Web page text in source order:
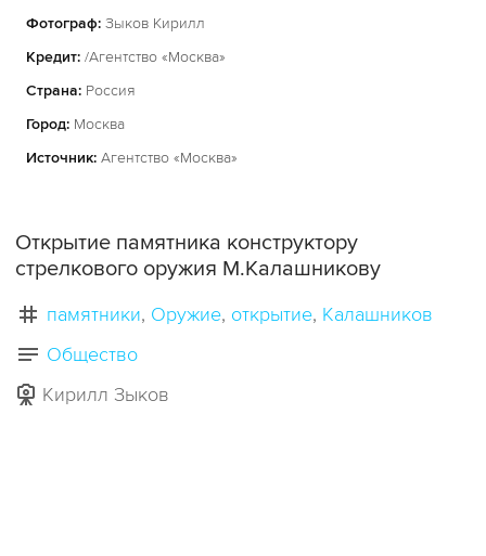
Фотограф: Зыков Кирилл
Кредит: /Агентство «Москва»
Страна: Россия
Город: Москва
Источник: Агентство «Москва»
Открытие памятника конструктору
стрелкового оружия М.Калашникову
памятники Оружие открытие Калашников
Общество
Кирилл Зыков